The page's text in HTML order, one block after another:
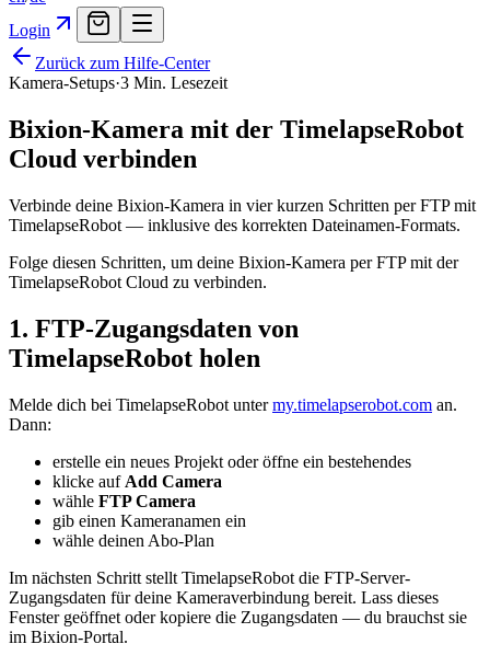
Login
Zurück zum Hilfe-Center
Kamera-Setups·3 Min. Lesezeit
Bixion-Kamera mit der TimelapseRobot
Cloud verbinden
Verbinde deine Bixion-Kamera in vier kurzen Schritten per FTP mit
TimelapseRobot — inklusive des korrekten Dateinamen-Formats.
Folge diesen Schritten, um deine Bixion-Kamera per FTP mit der
TimelapseRobot Cloud zu verbinden.
1. FTP-Zugangsdaten von
TimelapseRobot holen
Melde dich bei TimelapseRobot untermy.timelapserobot.com an.
Dann:
erstelle ein neues Projekt oder öffne ein bestehendes
klicke auf Add Camera
wähle FTP Camera
gib einen Kameranamen ein
wähle deinen Abo-Plan
Im nächsten Schritt stellt TimelapseRobot die FTP-Server-
Zugangsdaten für deine Kameraverbindung bereit. Lass dieses
Fenster geöffnet oder kopiere die Zugangsdaten — du brauchst sie
im Bixion-Portal.